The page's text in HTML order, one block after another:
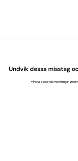
Undvik dessa misstag
Minska personalomsättningen